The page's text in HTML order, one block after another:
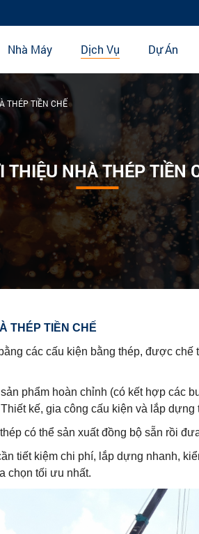
Nhà Máy Dịch Vụ Dự Án
THÉP TIỀN CHẾ
THIỆU NHÀ THÉP TIỀN
THÉP TIỀN CHẾ
các cấu kiện bằng thép, được
phẩm hoàn chỉnh (có kết hợp các
kế, gia công cấu kiện và lắp dựng
có thể sản xuất đồng bộ sẵn rồi
tiết kiệm chi phí, lắp dựng nhanh,
chọn tối ưu nhất.